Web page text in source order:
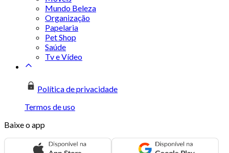
Mundo Beleza
Organização
Papelaria
Pet Shop
Saúde
Tv e Vídeo
Política de privacidade
Termos de uso
Baixe o app